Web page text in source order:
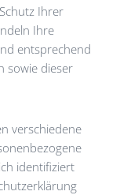
Ihrer
Ihre
entsprechend
sowie dieser
verschiedene
identifiziert